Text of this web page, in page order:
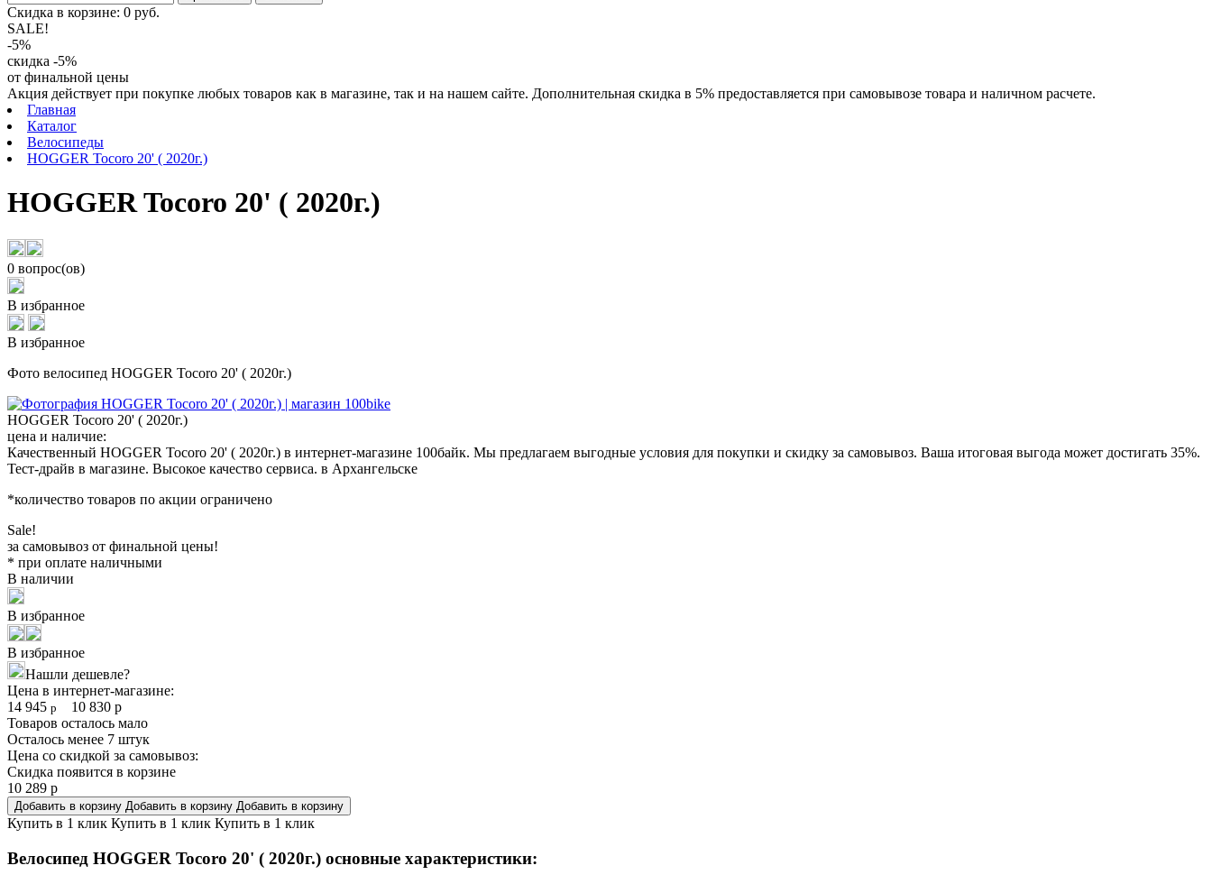
Скидка в корзине: 0 руб.
SALE!
-5%
скидка -5%
от финальной цены
Акция действует при покупке любых товаров как в магазине, так и на нашем сайте. Дополнительная скидка в 5% предоставляется при самовывозе товара и наличном расчете.
Главная
Каталог
Велосипеды
HOGGER Tocoro 20' ( 2020г.)
HOGGER Tocoro 20' ( 2020г.)
0 вопрос(ов)
В избранное
В избранное
Фото велосипед HOGGER Tocoro 20' ( 2020г.)
HOGGER Tocoro 20' ( 2020г.)
цена и наличие:
Качественный HOGGER Tocoro 20' ( 2020г.) в интернет-магазине 100байк. Мы предлагаем выгодные условия для покупки и скидку за самовывоз. Ваша итоговая выгода может достигать 35%.
Тест-драйв в магазине. Высокое качество сервиса. в Архангельске
*количество товаров по акции ограничено
Sale!
за самовывоз от финальной цены!
* при оплате наличными
В наличии
В избранное
В избранное
Нашли дешевле?
Цена в интернет-магазине:
14 945 р 10 830 р
Товаров осталось мало
Осталось менее 7 штук
Цена со скидкой за самовывоз:
Скидка появится в корзине
10 289 р
Добавить в корзину Добавить в корзину Добавить в корзину
Купить в 1 клик Купить в 1 клик Купить в 1 клик
Велосипед HOGGER Tocoro 20' ( 2020г.) основные характеристики: